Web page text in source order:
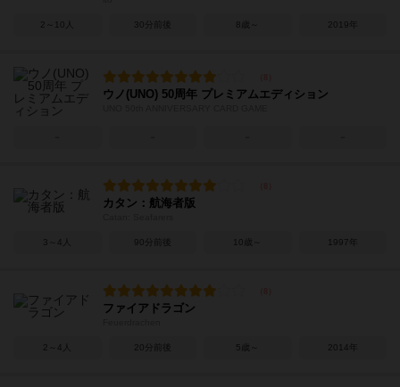
2～10人 30分前後 8歳～ 2019年
ウノ(UNO) 50周年 プレミアムエディション
カタン：航海者版
3～4人 90分前後 10歳～ 1997年
ファイアドラゴン
2～4人 20分前後 5歳～ 2014年